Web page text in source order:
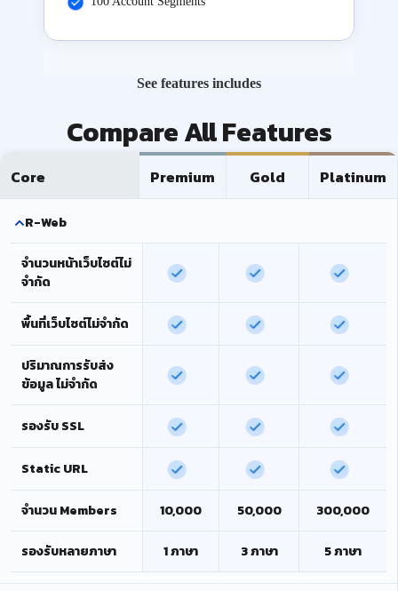
See features includes
Compare All Features
Core Premium Gold Platinum
R-Web
จำนวนหน้าเว็บไซต์ไม่
จำกัด
พื้นที่เว็บไซต์ไม่จำกัด
ปริมาณการรับส่ง
ข้อมูล ไม่จำกัด
รองรับ SSL
Static URL
จำนวน Members 10,000 50,000 300,000
รองรับหลายภาษา 1 ภาษา 3 ภาษา 5 ภาษา